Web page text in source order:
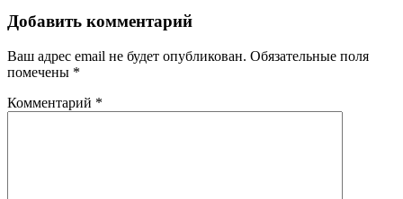
Добавить комментарий
Ваш адрес email не будет опубликован. Обязательные поля
помечены *
Комментарий *